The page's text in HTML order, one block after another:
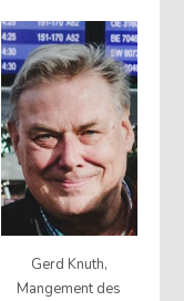
Gerd Knuth,
Mangement des